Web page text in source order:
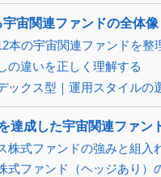
宙関連ファンドの全体像
本の宇宙関連ファンドを整
の違いを正しく理解する
ックス型｜運用スタイルの
達成した宇宙関連ファン
株式ファンドの強みと組入
式ファンド（ヘッジあり）